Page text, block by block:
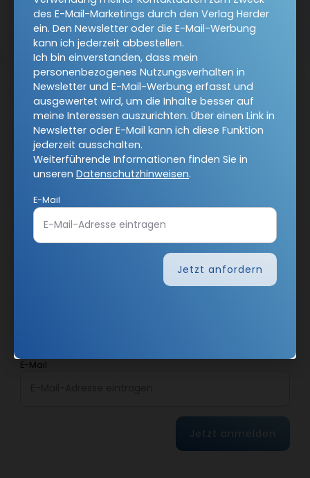
Twitter
COMMUNIO-Newsletter
Ja, ich möchte den kostenlosen COMMUNIO-Newsletter
abonnieren und willige in die Verwendung meiner
den Verlag Herder ein. Den Newsletter oder die E-Mail-
Werbung kann ich jederzeit abbestellen.
Ich bin einverstanden, dass mein personenbezogenes
Nutzungsverhalten in Newsletter und E-Mail-Werbung
erfasst und ausgewertet wird, um die Inhalte besser auf
meine Interessen auszurichten. Über einen Link in
E-Mail
Jetzt anmelden
des E-Mail-Marketings durch den Verlag Herder
ein. Den Newsletter oder die E-Mail-Werbung
kann ich jederzeit abbestellen.
Ich bin einverstanden, dass mein
personenbezogenes Nutzungsverhalten in
Newsletter und E-Mail-Werbung erfasst und
ausgewertet wird, um die Inhalte besser auf
meine Interessen auszurichten. Über einen Link in
Newsletter oder E-Mail kann ich diese Funktion
jederzeit ausschalten.
Weiterführende Informationen finden Sie in
unseren Datenschutzhinweisen.
E-Mail
Jetzt anfordern